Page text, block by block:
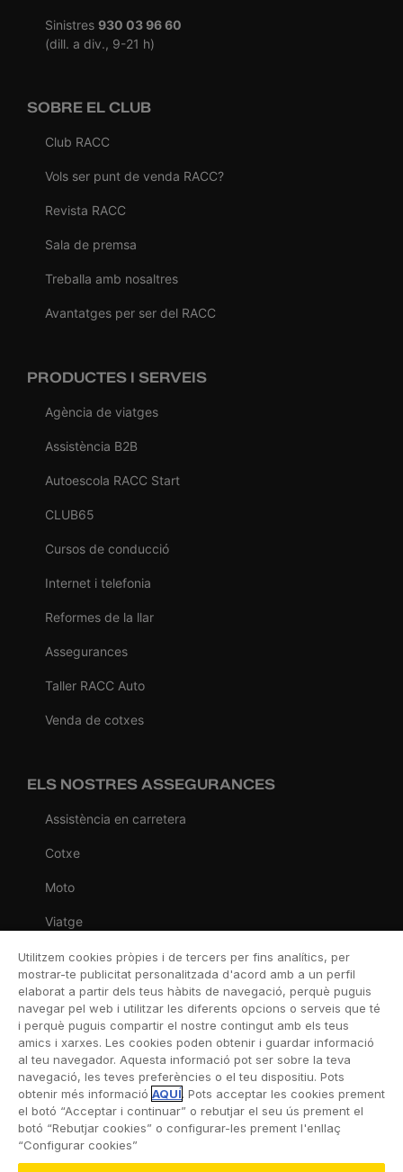
Sinistres 930 03 96 60
(dill. a div., 9-21 h)
SOBRE EL CLUB
Club RACC
Vols ser punt de venda RACC?
Revista RACC
Sala de premsa
Treballa amb nosaltres
Avantatges per ser del RACC
PRODUCTES I SERVEIS
Agència de viatges
Assistència B2B
Autoescola RACC Start
CLUB65
Cursos de conducció
Internet i telefonia
Reformes de la llar
Assegurances
Taller RACC Auto
Venda de cotxes
ELS NOSTRES ASSEGURANCES
Assistència en carretera
Cotxe
Moto
Viatge
Llar
Vida
Decessos
Dental
Esportiva
Esquí
Utilitzem cookies pròpies i de tercers per fins analítics, per
mostrar-te publicitat personalitzada d'acord amb a un perfil
elaborat a partir dels teus hàbits de navegació, perquè puguis
navegar pel web i utilitzar les diferents opcions o serveis que té
i perquè puguis compartir el nostre contingut amb els teus
amics i xarxes. Les cookies poden obtenir i guardar informació
al teu navegador. Aquesta informació pot ser sobre la teva
navegació, les teves preferències o el teu dispositiu. Pots
obtenir més informació AQUÍ. Pots acceptar les cookies prement
el botó “Acceptar i continuar” o rebutjar el seu ús prement el
botó “Rebutjar cookies” o configurar-les prement l'enllaç
“Configurar cookies”